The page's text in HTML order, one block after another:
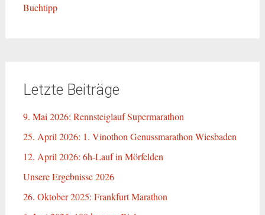
Buchtipp
Letzte Beiträge
9. Mai 2026: Rennsteiglauf Supermarathon
25. April 2026: 1. Vinothon Genussmarathon Wiesbaden
12. April 2026: 6h-Lauf in Mörfelden
Unsere Ergebnisse 2026
26. Oktober 2025: Frankfurt Marathon